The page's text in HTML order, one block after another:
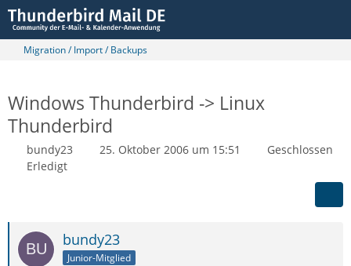
Migration / Import / Backups
Windows Thunderbird -> Linux
Thunderbird
bundy23 25. Oktober 2006 um 15:51
Geschlossen
Erledigt
bundy23
Junior-Mitglied